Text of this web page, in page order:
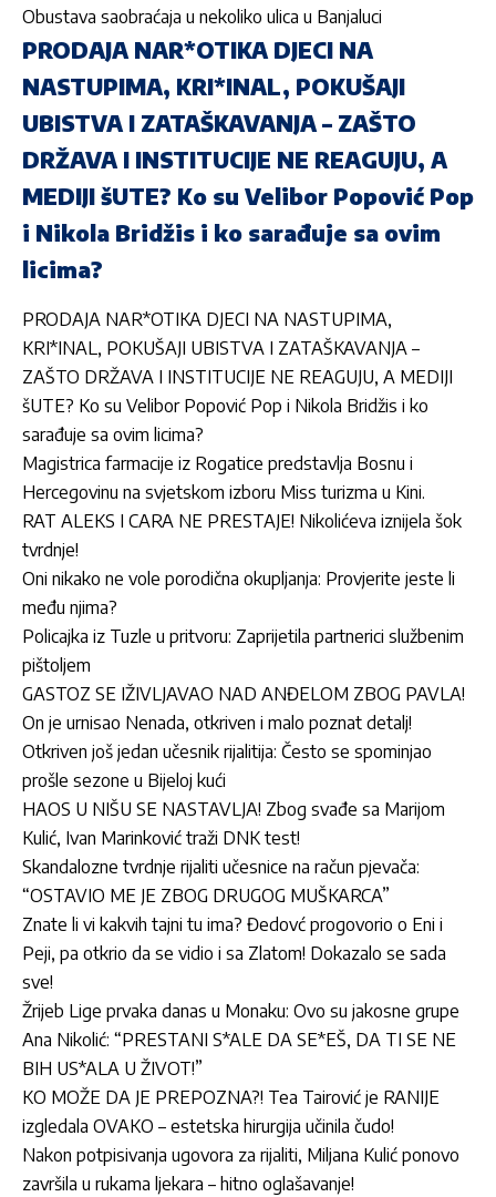
Obustava saobraćaja u nekoliko ulica u Banjaluci
PRODAJA NAR*OTIKA DJECI NA
NASTUPIMA, KRI*INAL, POKUŠAJI
UBISTVA I ZATAŠKAVANJA – ZAŠTO
DRŽAVA I INSTITUCIJE NE REAGUJU, A
MEDIJI šUTE? Ko su Velibor Popović Pop
i Nikola Bridžis i ko sarađuje sa ovim
licima?
PRODAJA NAR*OTIKA DJECI NA NASTUPIMA,
KRI*INAL, POKUŠAJI UBISTVA I ZATAŠKAVANJA –
ZAŠTO DRŽAVA I INSTITUCIJE NE REAGUJU, A MEDIJI
šUTE? Ko su Velibor Popović Pop i Nikola Bridžis i ko
sarađuje sa ovim licima?
Magistrica farmacije iz Rogatice predstavlja Bosnu i
Hercegovinu na svjetskom izboru Miss turizma u Kini.
RAT ALEKS I CARA NE PRESTAJE! Nikolićeva iznijela šok
tvrdnje!
Oni nikako ne vole porodična okupljanja: Provjerite jeste li
među njima?
Policajka iz Tuzle u pritvoru: Zaprijetila partnerici službenim
pištoljem
GASTOZ SE IŽIVLJAVAO NAD ANĐELOM ZBOG PAVLA!
On je urnisao Nenada, otkriven i malo poznat detalj!
Otkriven još jedan učesnik rijalitija: Često se spominjao
prošle sezone u Bijeloj kući
HAOS U NIŠU SE NASTAVLJA! Zbog svađe sa Marijom
Kulić, Ivan Marinković traži DNK test!
Skandalozne tvrdnje rijaliti učesnice na račun pjevača:
“OSTAVIO ME JE ZBOG DRUGOG MUŠKARCA”
Znate li vi kakvih tajni tu ima? Đedovć progovorio o Eni i
Peji, pa otkrio da se vidio i sa Zlatom! Dokazalo se sada
sve!
Žrijeb Lige prvaka danas u Monaku: Ovo su jakosne grupe
Ana Nikolić: “PRESTANI S*ALE DA SE*EŠ, DA TI SE NE
BIH US*ALA U ŽIVOT!”
KO MOŽE DA JE PREPOZNA?! Tea Tairović je RANIJE
izgledala OVAKO – estetska hirurgija učinila čudo!
Nakon potpisivanja ugovora za rijaliti, Miljana Kulić ponovo
završila u rukama ljekara – hitno oglašavanje!